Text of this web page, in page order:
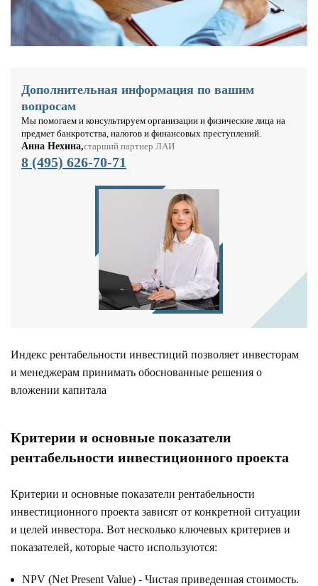
Дополнительная информация по вашим
вопросам
Мы помогаем и консультируем организации и физические лица на
предмет банкротства, налогов и финансовых преступлений.
Анна Нехина,старший партнер ЛАИ
8 (495) 626-70-71
Индекс рентабельности инвестиций позволяет инвесторам
и менеджерам принимать обоснованные решения о
вложении капитала
Критерии и основные показатели
рентабельности инвестиционного проекта
Критерии и основные показатели рентабельности
инвестиционного проекта зависят от конкретной ситуации
и целей инвестора. Вот несколько ключевых критериев и
показателей, которые часто используются:
NPV (Net Present Value) - Чистая приведенная стоимость.